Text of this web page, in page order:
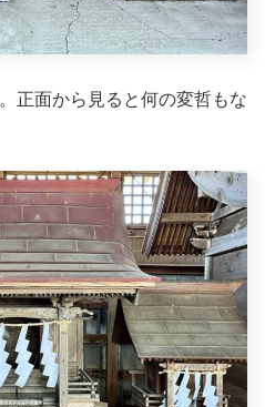
。正面から見ると何の変哲もな